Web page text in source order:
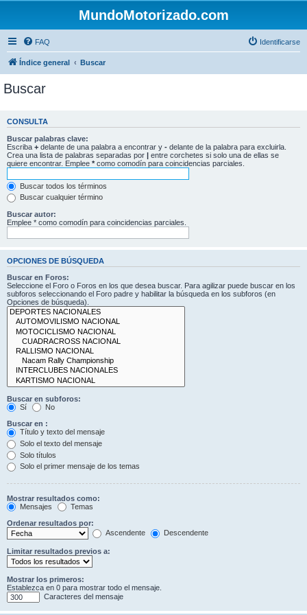
MundoMotorizado.com
FAQ Identificarse
Índice general Buscar
Buscar
CONSULTA
Buscar palabras clave:
Escriba + delante de una palabra a encontrar y - delante de la palabra para excluirla.
Crea una lista de palabras separadas por | entre corchetes si solo una de ellas se
quiere encontrar. Emplee * como comodín para coincidencias parciales.
Buscar todos los términos
Buscar cualquier término
Buscar autor:
Emplee * como comodín para coincidencias parciales.
OPCIONES DE BÚSQUEDA
Buscar en Foros:
Seleccione el Foro o Foros en los que desea buscar. Para agilizar puede buscar en los
subforos seleccionando el Foro padre y habilitar la búsqueda en los subforos (en
Opciones de búsqueda).
Buscar en subforos:
Sí
No
Buscar en :
Título y texto del mensaje
Solo el texto del mensaje
Solo títulos
Solo el primer mensaje de los temas
Mostrar resultados como:
Mensajes
Temas
Ordenar resultados por:
Ascendente
Descendente
Limitar resultados previos a:
Mostrar los primeros:
Establezca en 0 para mostrar todo el mensaje.
Caracteres del mensaje